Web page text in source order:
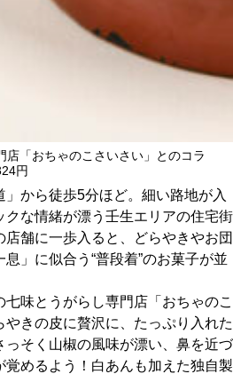
ラブ
し
げ
店「おちゃのこさいさい」とのコラ
円
から徒歩5分ほど。細い路地が入
クな情緒が漂う壬生エリアの住宅街
舗に一歩入ると、どらやきやお団
」に似合う“普段着”のお菓子が並
七味とうがらし専門店「おちゃのこ
やきの皮に贅沢に、たっぷり入れた
っそく山椒の風味が漂い、鼻を近づ
めるよう！白あんも加えた独自製